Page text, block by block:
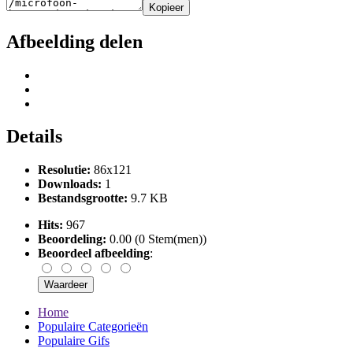
Kopieer
Afbeelding delen
Details
Resolutie: 86x121
Downloads: 1
Bestandsgrootte: 9.7 KB
Hits: 967
Beoordeling: 0.00 (0 Stem(men))
Beoordeel afbeelding:
Home
Populaire Categorieën
Populaire Gifs